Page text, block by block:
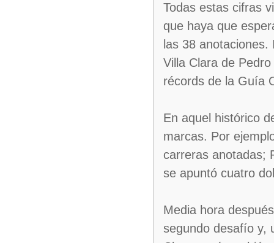
Todas estas cifras
que haya que
las 38
Villa Clara de
récords de la Guía
En aquel histórico
marcas. Por
carreras anotadas;
se apuntó cuatro
Media hora
segundo desafío y,